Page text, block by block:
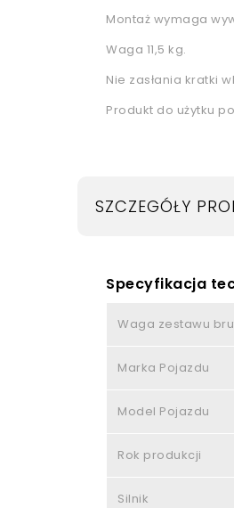
Montaż wymaga
Waga 11,5 kg.
Nie zasłania kratki
Produkt do użytku
SZCZEGÓŁY
Specyfikacja
Waga zestawu
Marka Pojazdu
Model Pojazdu
Rok produkcji
Silnik